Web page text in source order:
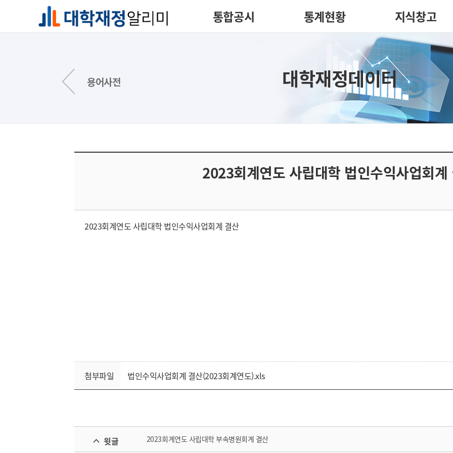
통합공시 통계현황 지식창고
용어사전 대학재정데이터
2023회계연도 사립대학 법인수익사업회계
2023회계연도 사립대학 법인수익사업회계 결산
첨부파일 법인수익사업회계 결산(2023회계연도).xls
윗글 2023회계연도 사립대학 부속병원회계 결산